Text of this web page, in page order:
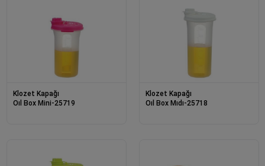
Klozet Kapağı
Oıl Box Mini-25719
Klozet Kapağı
Oıl Box Mıdı-25718